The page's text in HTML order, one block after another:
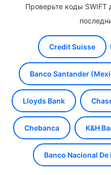
Проверьте коды SWIFT
Credit Suisse
Banco Santander
Lloyds Bank
Chebanca K&H
Banco Nacional